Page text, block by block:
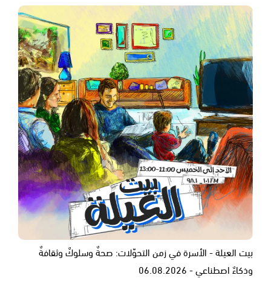
بيت العيلة - الأسرة في زمن التحوّلات: صحةٌ وسلوكٌ وثقافةٌ
وذكاءٌ اصطناعي - 06.08.2026